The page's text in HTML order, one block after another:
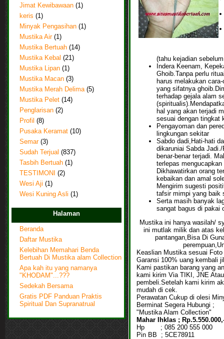
Jimat Kewibawaan (1)
keris (1)
Minyak Pengasihan (1)
Mustika Air (1)
Mustika Bertuah (14)
Mustika Kebal (21)
Mustika Lipan (1)
Mustika Macan (3)
Mustika Merah Delima (5)
Mustika Pelet (14)
Penglarisan (2)
Profil (8)
Pusaka Keramat (10)
Semar (3)
Sudah Terjual (837)
Tasbih Bertuah (1)
TESTIMONI
(2)
Wesi Aji (1)
Wesi Kuning Asli (1)
Halaman
Beranda
Daftar Mustika
Kelebihan Memahari Benda
Bertuah Di Mustika alam Collection
Apa kah itu yang namanya
"KHODAM"...???
Sedekah Bersama
Gratis PDF Panduan Praktis
Spiritual Dan Supranatrual
(tahu kejadian
Indera Keenam,
Ghoib.Tanpa perlu
harus melakukan
yang sifatnya
terhadap gejala alam
hal yang akan terjadi
sesuai dengan tingkat
Pengayoman dan
lingkungan sekitar
Sabdo dadi,Hati-hati
dikaruniai Sabda
benar-benar terjadi.
terlepas
Dikhawatirkan orang
kebaikan dan amal
Mengirim sugesti
tafsir mimpi yang baik
Serta masih banyak
sangat bagus di pakai
Mustika ini hanya wasilah/
ini mutlak milik dan atas
pantangan,Bisa Di
Keaslian Mustika sesuai Foto
Garansi 100% uang kembali
Kami pastikan barang yang
kami kirim Via TIKI, JNE
pembeli.Setelah kami kirim
mudah di cek.
Perawatan Cukup di olesi
Berminat Segera Hubungi ;
"Mustika Alam Collection"
Mahar Ihklas ;
Hp
; 085 200 555 000
Pin BB
; 5CE78911